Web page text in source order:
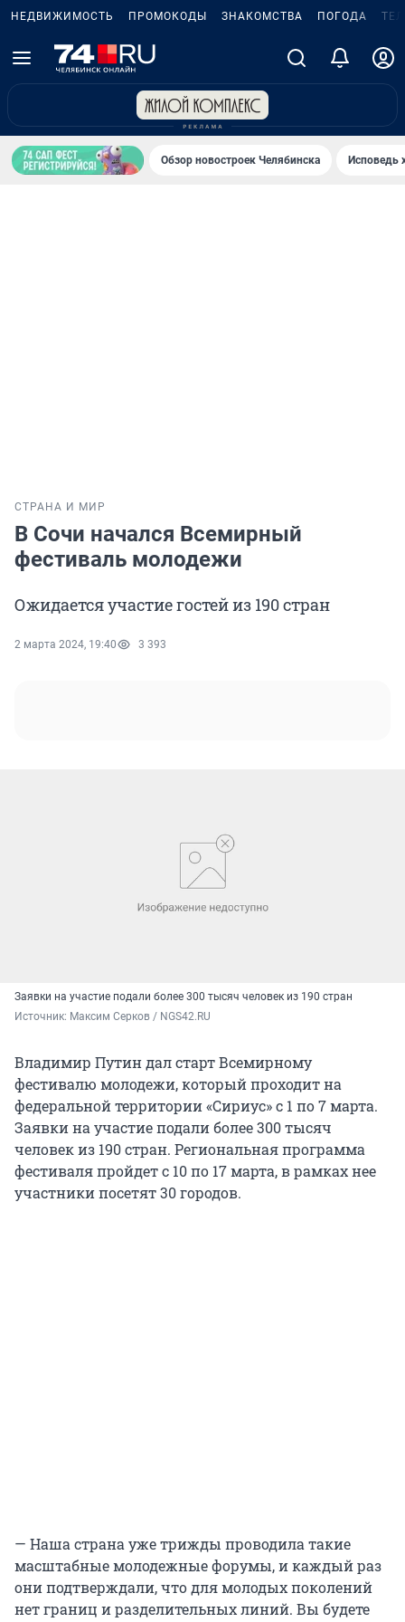
НЕДВИЖИМОСТЬ ПРОМОКОДЫ ЗНАКОМСТВА ПОГОДА
Обзор новостроек Челябинска Исповедь
СТРАНА И МИР
В Сочи начался Всемирный
фестиваль молодежи
Ожидается участие гостей из 190 стран
2 марта 2024, 19:40 3 393
Заявки на участие подали более 300 тысяч человек из 190 стран
Источник: Максим Серков / NGS42.RU
Владимир Путин дал старт Всемирному
фестивалю молодежи, который проходит на
федеральной территории «Сириус» с 1 по 7 марта.
Заявки на участие подали более 300 тысяч
человек из 190 стран. Региональная программа
фестиваля пройдет с 10 по 17 марта, в рамках нее
участники посетят 30 городов.
— Наша страна уже трижды проводила такие
масштабные молодежные форумы, и каждый раз
они подтверждали, что для молодых поколений
нет границ и разделительных линий. Вы будете